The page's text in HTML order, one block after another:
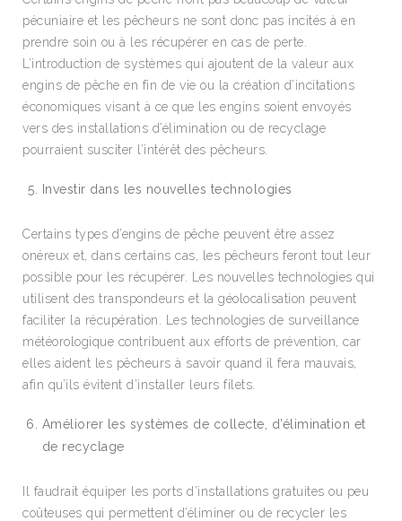
pécuniaire et les pêcheurs ne sont donc pas incités à en
prendre soin ou à les récupérer en cas de perte.
L’introduction de systèmes qui ajoutent de la valeur aux
engins de pêche en fin de vie ou la création d’incitations
économiques visant à ce que les engins soient envoyés
vers des installations d’élimination ou de recyclage
pourraient susciter l’intérêt des pêcheurs.
Investir dans les nouvelles technologies
Certains types d’engins de pêche peuvent être assez
onéreux et, dans certains cas, les pêcheurs feront tout leur
possible pour les récupérer. Les nouvelles technologies qui
utilisent des transpondeurs et la géolocalisation peuvent
faciliter la récupération. Les technologies de surveillance
météorologique contribuent aux efforts de prévention, car
elles aident les pêcheurs à savoir quand il fera mauvais,
afin qu’ils évitent d’installer leurs filets.
Améliorer les systèmes de collecte, d’élimination et
de recyclage
Il faudrait équiper les ports d’installations gratuites ou peu
coûteuses qui permettent d’éliminer ou de recycler les